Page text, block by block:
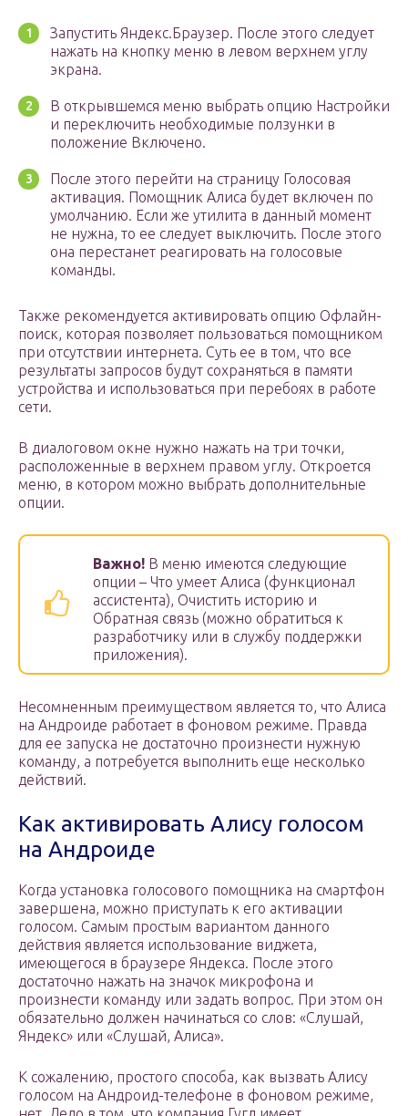
Запустить Яндекс.Браузер. После этого следует
нажать на кнопку меню в левом верхнем углу
экрана.
В открывшемся меню выбрать опцию Настройки
и переключить необходимые ползунки в
положение Включено.
После этого перейти на страницу Голосовая
активация. Помощник Алиса будет включен по
умолчанию. Если же утилита в данный момент
не нужна, то ее следует выключить. После этого
она перестанет реагировать на голосовые
команды.
Также рекомендуется активировать опцию Офлайн-
поиск, которая позволяет пользоваться помощником
при отсутствии интернета. Суть ее в том, что все
результаты запросов будут сохраняться в памяти
устройства и использоваться при перебоях в работе
сети.
В диалоговом окне нужно нажать на три точки,
расположенные в верхнем правом углу. Откроется
меню, в котором можно выбрать дополнительные
опции.
Важно! В меню имеются следующие
опции – Что умеет Алиса (функционал
ассистента), Очистить историю и
Обратная связь (можно обратиться к
разработчику или в службу поддержки
приложения).
Несомненным преимуществом является то, что Алиса
на Андроиде работает в фоновом режиме. Правда
для ее запуска не достаточно произнести нужную
команду, а потребуется выполнить еще несколько
действий.
Как активировать Алису голосом
на Андроиде
Когда установка голосового помощника на смартфон
завершена, можно приступать к его активации
голосом. Самым простым вариантом данного
действия является использование виджета,
имеющегося в браузере Яндекса. После этого
достаточно нажать на значок микрофона и
произнести команду или задать вопрос. При этом он
обязательно должен начинаться со слов: «Слушай,
Яндекс» или «Слушай, Алиса».
К сожалению, простого способа, как вызвать Алису
голосом на Андроид-телефоне в фоновом режиме,